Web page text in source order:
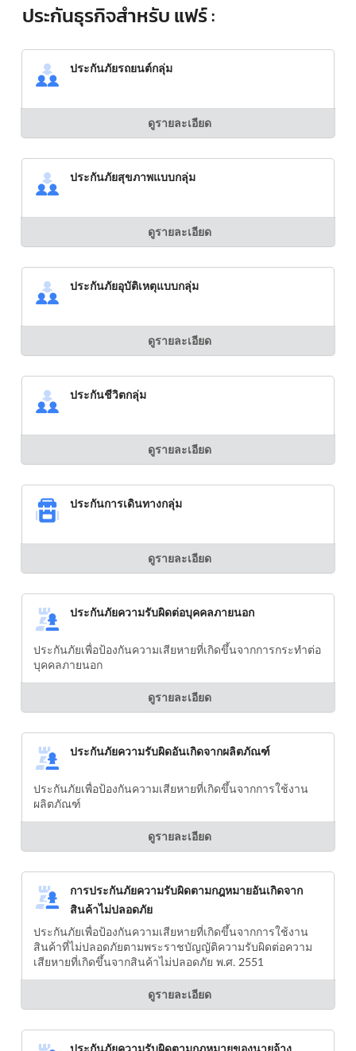
ประกันธุรกิจสำหรับ แฟร์ :
ประกันภัยรถยนต์กลุ่ม
ดูรายละเอียด
ประกันภัยสุขภาพแบบกลุ่ม
ดูรายละเอียด
ประกันภัยอุบัติเหตุแบบกลุ่ม
ดูรายละเอียด
ประกันชีวิตกลุ่ม
ดูรายละเอียด
ประกันการเดินทางกลุ่ม
ดูรายละเอียด
ประกันภัยความรับผิดต่อบุคคลภายนอก
ประกันภัยเพื่อป้องกันความเสียหายที่เกิดขึ้นจากการกระทำต่อ
บุคคลภายนอก
ดูรายละเอียด
ประกันภัยความรับผิดอันเกิดจากผลิตภัณฑ์
ประกันภัยเพื่อป้องกันความเสียหายที่เกิดขึ้นจากการใช้งาน
ผลิตภัณฑ์
ดูรายละเอียด
การประกันภัยความรับผิดตามกฎหมายอันเกิดจาก
สินค้าไม่ปลอดภัย
ประกันภัยเพื่อป้องกันความเสียหายที่เกิดขึ้นจากการใช้งาน
สินค้าที่ไม่ปลอดภัยตามพระราชบัญญัติความรับผิดต่อความ
เสียหายที่เกิดขึ้นจากสินค้าไม่ปลอดภัย พ.ศ. 2551
ดูรายละเอียด